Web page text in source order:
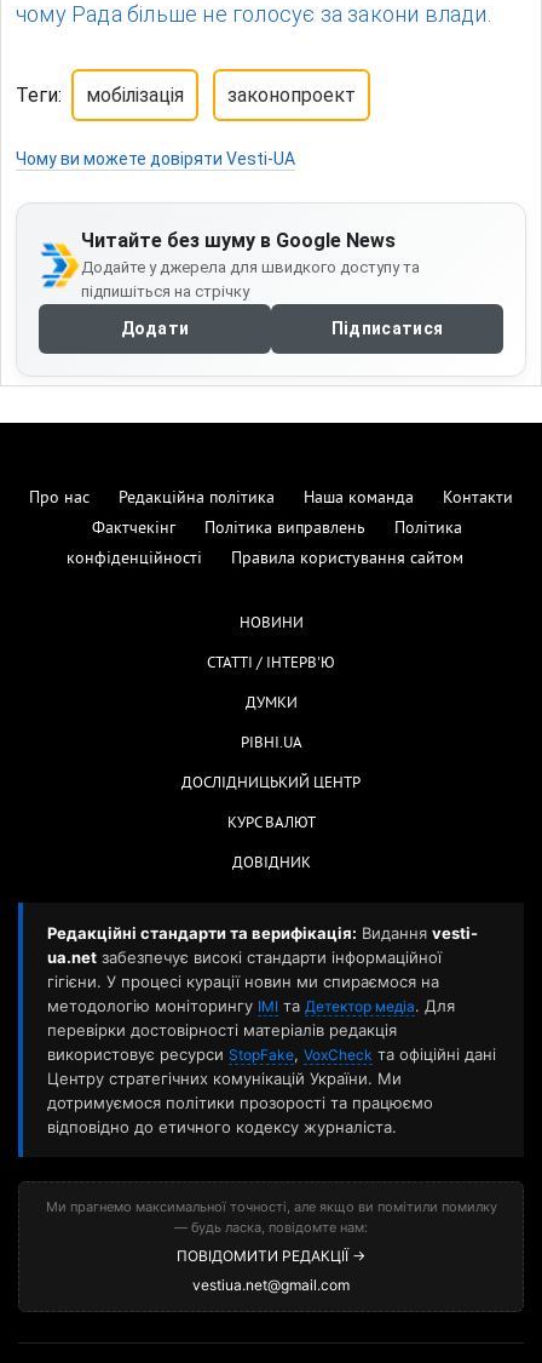
чому Рада більше не голосує за закони влади.
Теги: мобілізація законопроект
Чому ви можете довіряти Vesti-UA
Читайте без шуму в Google News
Додайте у джерела для швидкого доступу та
підпишіться на стрічку
Додати Підписатися
Про нас Редакційна політика Наша команда
Контакти
Фактчекінг
Політика виправлень
Політика
конфіденційності
Правила користування сайтом
НОВИНИ
СТАТТІ / ІНТЕРВ'Ю
ДУМКИ
РІВНІ.UA
ДОСЛІДНИЦЬКИЙ ЦЕНТР
КУРС ВАЛЮТ
ДОВІДНИК
Редакційні стандарти та верифікація: Видання vesti-
ua.net забезпечує високі стандарти інформаційної
гігієни. У процесі курації новин ми спираємося на
методологію моніторингу ІМІ та Детектор медіа. Для
перевірки достовірності матеріалів редакція
використовує ресурси StopFake, VoxCheck та офіційні дані
Центру стратегічних комунікацій України. Ми
дотримуємося політики прозорості та працюємо
відповідно до етичного кодексу журналіста.
Ми прагнемо максимальної точності, але якщо ви помітили помилку
— будь ласка, повідомте нам:
ПОВІДОМИТИ РЕДАКЦІЇ →
vestiua.net@gmail.com